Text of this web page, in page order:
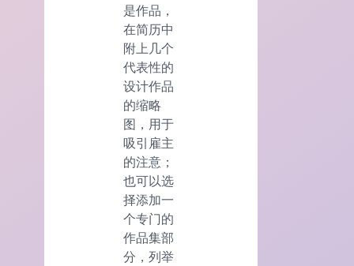
是作品，
在简历中
附上几个
代表性的
设计作品
的缩略
图，用于
吸引雇主
的注意；
也可以选
择添加一
个专门的
作品集部
分，列举